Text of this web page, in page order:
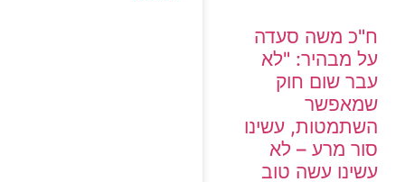
ח"כ משה סעדה
על מבהיר: "לא
עבר שום חוק
שמאפשר
השתמטות, עשינו
סור מרע – לא
עשינו עשה טוב